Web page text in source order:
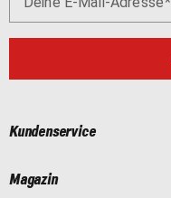
Kundenservice
Magazin